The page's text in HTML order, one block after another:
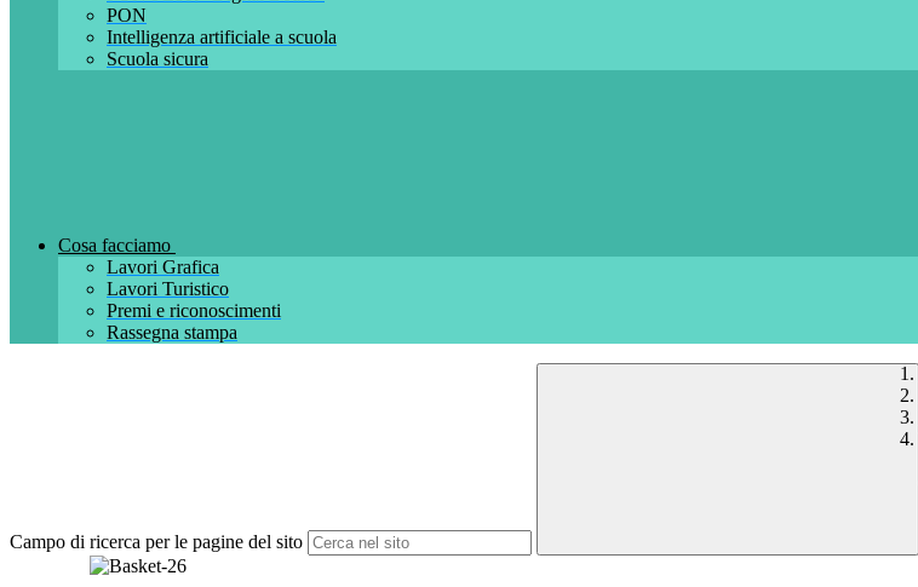
PON
Intelligenza artificiale a scuola
Scuola sicura
Cosa facciamo
Lavori Grafica
Lavori Turistico
Premi e riconoscimenti
Rassegna stampa
Campo di ricerca per le pagine del sito